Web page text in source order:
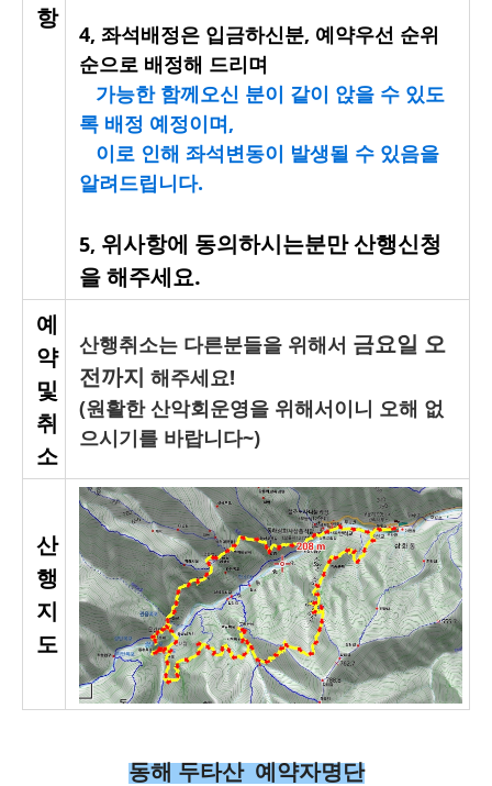
항
4, 좌석배정은 입금하신분, 예약우선 순위
순으로 배정해 드리며
가능한 함께오신 분이 같이 앉을 수 있도
록 배정 예정이며,
이로 인해 좌석변동이 발생될 수 있음을
알려드립니다.
5, 위사항에 동의하시는분만 산행신청
을 해주세요.
예
약
및
취
소
산행취소는 다른분들을 위해서 금요일 오
전까지 해주세요!
(원활한 산악회운영을 위해서이니 오해 없
으시기를 바랍니다~)
산
행
지
도
동해 두타산 예약자명단